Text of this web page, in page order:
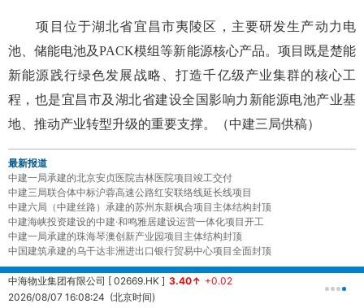
项目位于湖北省宜昌市夷陵区，主要研发生产动力电
池、储能电池及PACK模组等新能源核心产品。项目既是楚能
新能源践行绿色发展战略、打造千亿级产业集群的核心工
程，也是宜昌市及湖北省建设全国影响力新能源电池产业基
地、推动产业转型升级的重要支撑。（中建三局供稿）
最新报道
中建一局承建的北京安贞医院吉林医院项目竣工交付
中建三局联合体中标沪蓉高速公路红安联络线延长线项目
中建六局（中建丝路）承建的苏州东新枫合项目主体结构封顶
中建海峡投资建设的中建·和鸣雅居建设运营一体化项目开工
中建一局承建的珠海琴澳创新产业园项目主体结构封顶
中国建筑承建的乌干达非洲进出口银行贸易中心项目全面封顶
中海物业集团有限公司 [ 02669.HK ] 3.40↑ +0.02
2026/08/07 16:08:24 (北京时间)